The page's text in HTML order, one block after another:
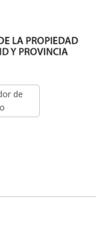
de